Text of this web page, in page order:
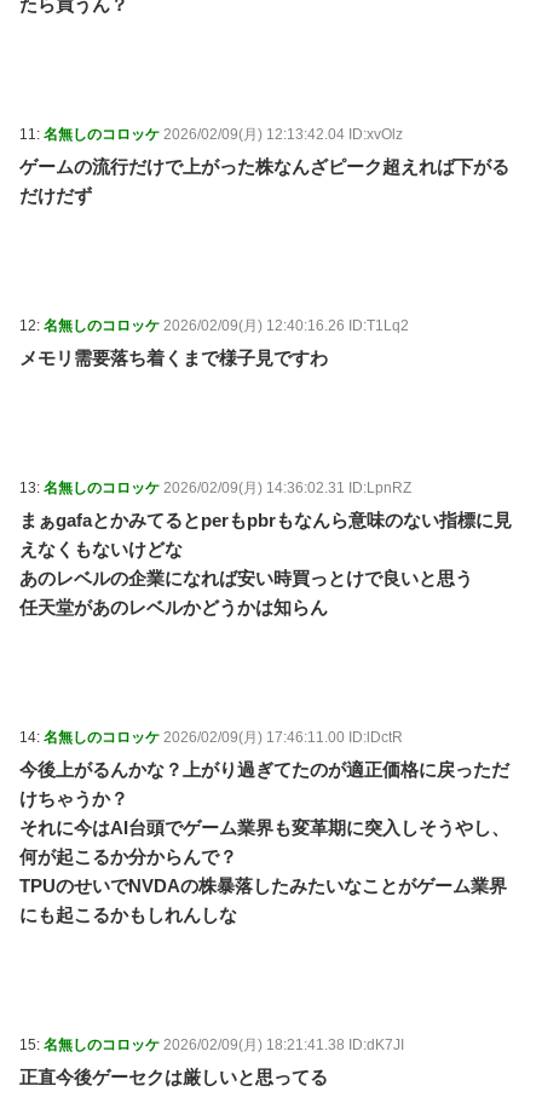
たら買うん？
11: 名無しのコロッケ 2026/02/09(月) 12:13:42.04 ID:xvOlz
ゲームの流行だけで上がった株なんざピーク超えれば下がる
だけだず
12: 名無しのコロッケ 2026/02/09(月) 12:40:16.26 ID:T1Lq2
メモリ需要落ち着くまで様子見ですわ
13: 名無しのコロッケ 2026/02/09(月) 14:36:02.31 ID:LpnRZ
まぁgafaとかみてるとperもpbrもなんら意味のない指標に見
えなくもないけどな
あのレベルの企業になれば安い時買っとけで良いと思う
任天堂があのレベルかどうかは知らん
14: 名無しのコロッケ 2026/02/09(月) 17:46:11.00 ID:lDctR
今後上がるんかな？上がり過ぎてたのが適正価格に戻っただ
けちゃうか？
それに今はAI台頭でゲーム業界も変革期に突入しそうやし、
何が起こるか分からんで？
TPUのせいでNVDAの株暴落したみたいなことがゲーム業界
にも起こるかもしれんしな
15: 名無しのコロッケ 2026/02/09(月) 18:21:41.38 ID:dK7JI
正直今後ゲーセクは厳しいと思ってる